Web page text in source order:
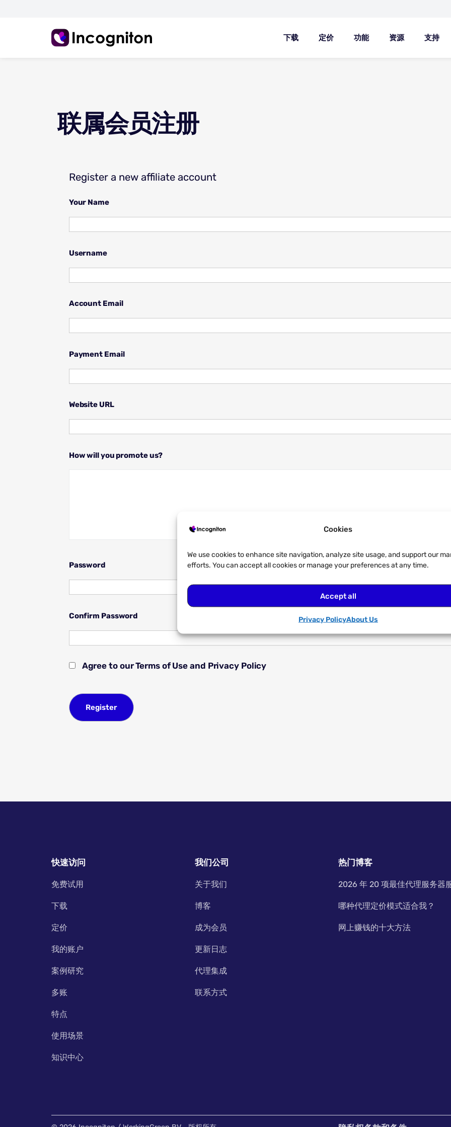
Cookies
We use cookies to enhance site navigation, analyze site usage, and support our
efforts. You can accept all cookies or manage your preferences at any time.
Accept all
Privacy PolicyAbout Us
下载 定价 功能 资源 支持
联属会员注册
Register a new affiliate account
Your Name
Username
Account Email
Payment Email
Website URL
How will you promote us?
Password
Confirm Password
Agree to our Terms of Use and Privacy Policy
快速访问
免费试用
下载
定价
我的账户
案例研究
多账
特点
使用场景
知识中心
我们公司
关于我们
博客
成为会员
更新日志
代理集成
联系方式
热门博客
2026 年 20 项最佳代理服务器
哪种代理定价模式适合我？
网上赚钱的十大方法